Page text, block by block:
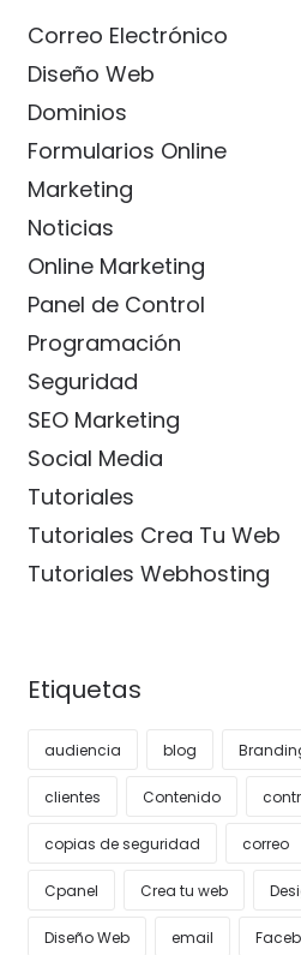
Correo Electrónico
Diseño Web
Dominios
Formularios Online
Marketing
Noticias
Online Marketing
Panel de Control
Programación
Seguridad
SEO Marketing
Social Media
Tutoriales
Tutoriales Crea Tu Web
Tutoriales Webhosting
Etiquetas
audiencia blog
clientes Contenido
copias de seguridad correo
Cpanel Crea tu web
Diseño Web email